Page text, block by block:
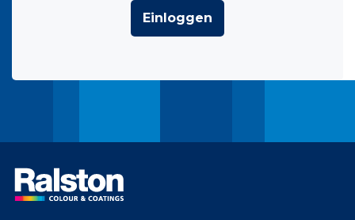
Einloggen